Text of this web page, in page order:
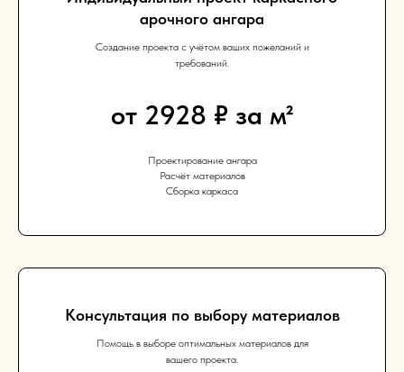
арочного ангара
Создание проекта с учётом ваших пожеланий и
требований.
от 2928 ₽ за м²
Проектирование ангара
Расчёт материалов
Сборка каркаса
Консультация по выбору материалов
Помощь в выборе оптимальных материалов для
вашего проекта.